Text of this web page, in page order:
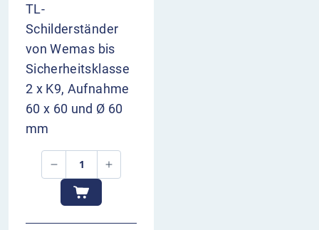
TL-
Schilderständer
von Wemas bis
Sicherheitsklasse
2 x K9, Aufnahme
60 x 60 und Ø 60
mm